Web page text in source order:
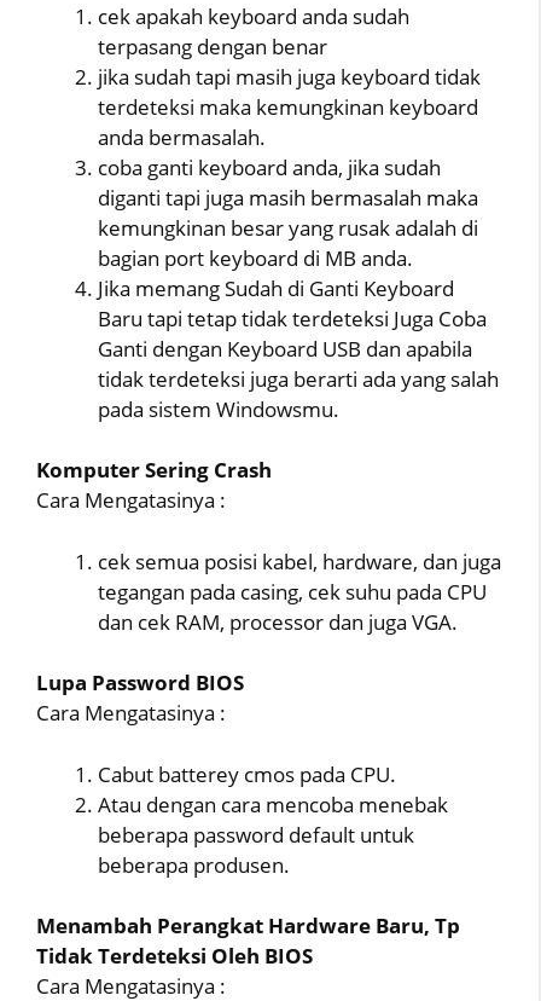
cek apakah keyboard anda sudah
terpasang dengan benar
jika sudah tapi masih juga keyboard tidak
terdeteksi maka kemungkinan keyboard
anda bermasalah.
coba ganti keyboard anda, jika sudah
diganti tapi juga masih bermasalah maka
kemungkinan besar yang rusak adalah di
bagian port keyboard di MB anda.
Jika memang Sudah di Ganti Keyboard
Baru tapi tetap tidak terdeteksi Juga Coba
Ganti dengan Keyboard USB dan apabila
tidak terdeteksi juga berarti ada yang salah
pada sistem Windowsmu.
Komputer Sering Crash
Cara Mengatasinya :
cek semua posisi kabel, hardware, dan juga
tegangan pada casing, cek suhu pada CPU
dan cek RAM, processor dan juga VGA.
Lupa Password BIOS
Cara Mengatasinya :
Cabut batterey cmos pada CPU.
Atau dengan cara mencoba menebak
beberapa password default untuk
beberapa produsen.
Menambah Perangkat Hardware Baru, Tp
Tidak Terdeteksi Oleh BIOS
Cara Mengatasinya :